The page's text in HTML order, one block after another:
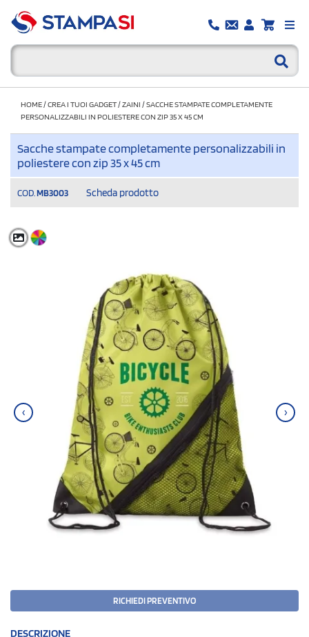
HOME/CREA I TUOI GADGET/ZAINI /SACCHE STAMPATE COMPLETAMENTE
PERSONALIZZABILI IN POLIESTERE CON ZIP 35 X 45 CM
Sacche stampate completamente personalizzabili in
poliestere con zip 35 x 45 cm
COD. MB3003 Scheda prodotto
‹ ›
RICHIEDI PREVENTIVO
DESCRIZIONE